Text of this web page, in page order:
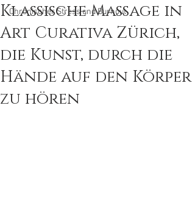
Chronischer Stress und Burnout
Klassische Massage in
Art Curativa Zürich,
die Kunst, durch die
Hände auf den Körper
zu hören